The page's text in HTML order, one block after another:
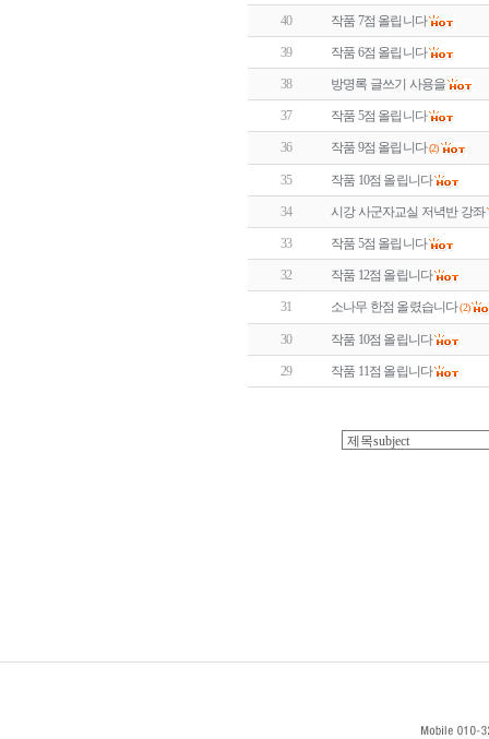
40 작품 7점 올립니다
39 작품 6점 올립니다
38 방명록 글쓰기 사용을
37 작품 5점 올립니다
36 작품 9점 올립니다(2)
35 작품 10점 올립니다
34 시강 사군자교실 저녁반 강좌
33 작품 5점 올립니다
32 작품 12점 올립니다
31 소나무 한점 올렸습니다(2)
30 작품 10점 올립니다
29 작품 11점 올립니다